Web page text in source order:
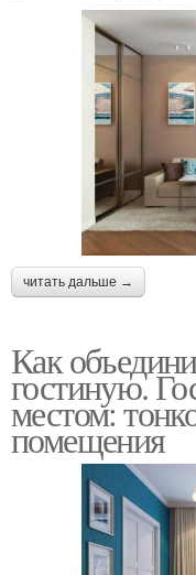
читать дальше →
Как
гостиную.
местом:
помещения